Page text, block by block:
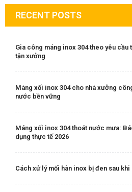
RECENT POSTS
Gia công máng inox 304 theo yêu cầu
tận xưởng
Máng xối inox 304 cho nhà xưởng
nước bền vững
Máng xối inox 304 thoát nước mưa:
dụng thực tế 2026
Cách xử lý mối hàn inox bị đen sau